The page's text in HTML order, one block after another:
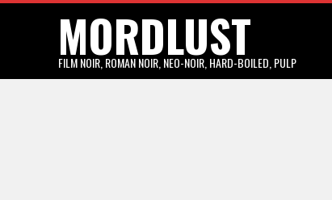
MORDLUST
FILM NOIR, ROMAN NOIR, NEO-NOIR, HARD-BOILED, PULP